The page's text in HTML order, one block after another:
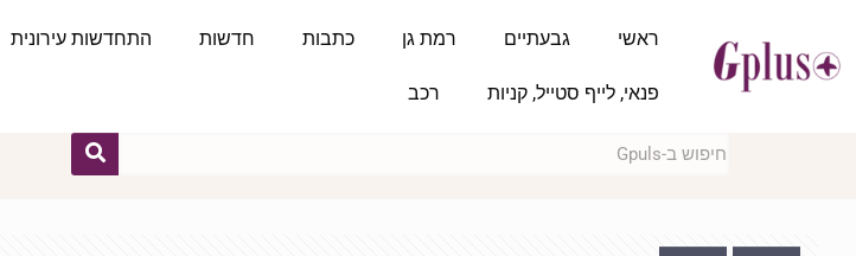
ראשי גבעתיים רמת גן כתבות חדשות התחדשות עירונית
פנאי, לייף סטייל, קניות רכב